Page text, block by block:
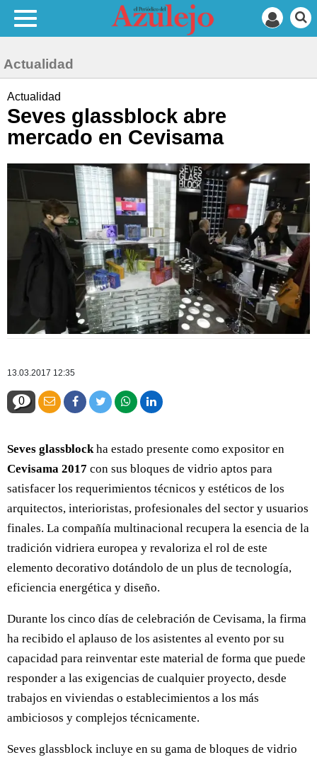
Actualidad
Actualidad
Seves glassblock abre
mercado en Cevisama
13.03.2017 12:35
0
Seves glassblock ha estado presente como expositor en
Cevisama 2017 con sus bloques de vidrio aptos para
satisfacer los requerimientos técnicos y estéticos de los
arquitectos, interioristas, profesionales del sector y usuarios
finales. La compañía multinacional recupera la esencia de la
tradición vidriera europea y revaloriza el rol de este
elemento decorativo dotándolo de un plus de tecnología,
eficiencia energética y diseño.
Durante los cinco días de celebración de Cevisama, la firma
ha recibido el aplauso de los asistentes al evento por su
capacidad para reinventar este material de forma que puede
responder a las exigencias de cualquier proyecto, desde
trabajos en viviendas o establecimientos a los más
ambiciosos y complejos técnicamente.
Seves glassblock incluye en su gama de bloques de vidrio